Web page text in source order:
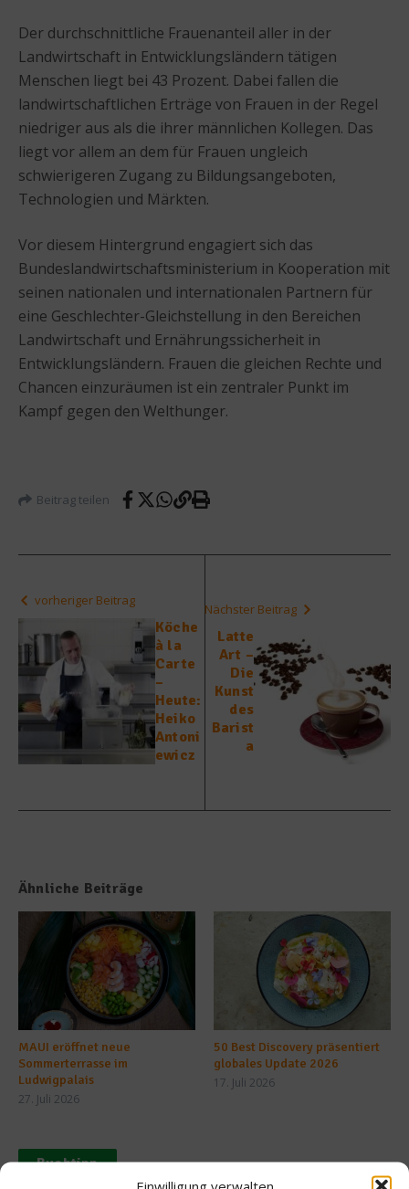
Einwilligung verwalten
Der durchschnittliche Frauenanteil aller in der
Landwirtschaft in Entwicklungsländern tätigen
Menschen liegt bei 43 Prozent. Dabei fallen die
landwirtschaftlichen Erträge von Frauen in der Regel
niedriger aus als die ihrer männlichen Kollegen. Das
liegt vor allem an dem für Frauen ungleich
schwierigeren Zugang zu Bildungsangeboten,
Technologien und Märkten.
Vor diesem Hintergrund engagiert sich das
Bundeslandwirtschaftsministerium in Kooperation mit
seinen nationalen und internationalen Partnern für
eine Geschlechter-Gleichstellung in den Bereichen
Landwirtschaft und Ernährungssicherheit in
Entwicklungsländern. Frauen die gleichen Rechte und
Chancen einzuräumen ist ein zentraler Punkt im
Kampf gegen den Welthunger.
Beitrag teilen
vorheriger Beitrag
Köche
à la
Carte
–
Heute:
Heiko
Antoni
ewicz
Nächster Beitrag
Latte
Art –
Die
Kunst
des
Barist
a
Ähnliche Beiträge
MAUI eröffnet neue
Sommerterrasse im
Ludwigpalais
27. Juli 2026
50 Best Discovery präsentiert
globales Update 2026
17. Juli 2026
Buchtipp